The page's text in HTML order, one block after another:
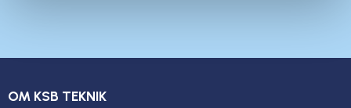
OM KSB TEKNIK